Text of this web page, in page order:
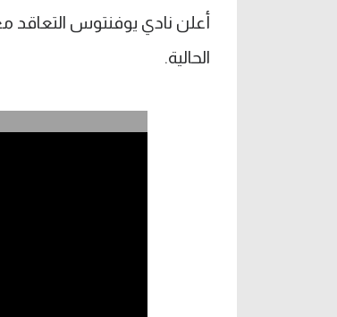
أعلن نادي يوفنتوس التعاقد
الحالية.